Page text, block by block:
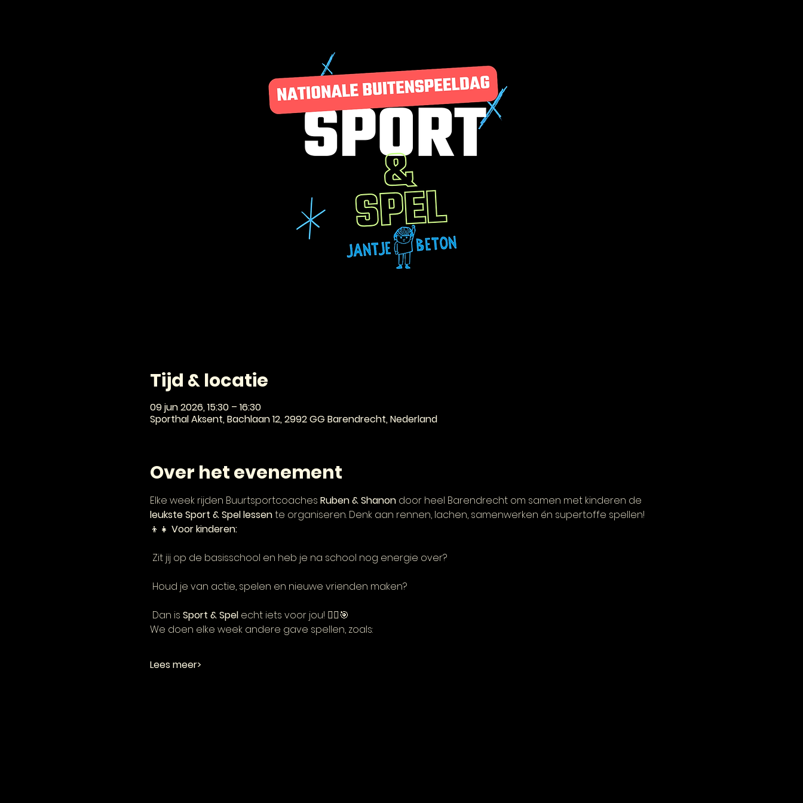
Tijd & locatie
09 jun 2026, 15:30 – 16:30
Sporthal Aksent, Bachlaan 12, 2992 GG Barendrecht, Nederland
Over het evenement
Elke week rijden Buurtsportcoaches Ruben & Shanon door heel Barendrecht om samen met kinderen de
leukste Sport & Spel lessen te organiseren. Denk aan rennen, lachen, samenwerken én supertoffe spellen!
👦👧 Voor kinderen:
Zit jij op de basisschool en heb je na school nog energie over?
Houd je van actie, spelen en nieuwe vrienden maken?
Dan is Sport & Spel echt iets voor jou! 🏃‍♂️🎯
We doen elke week andere gave spellen, zoals:
Lees meer>